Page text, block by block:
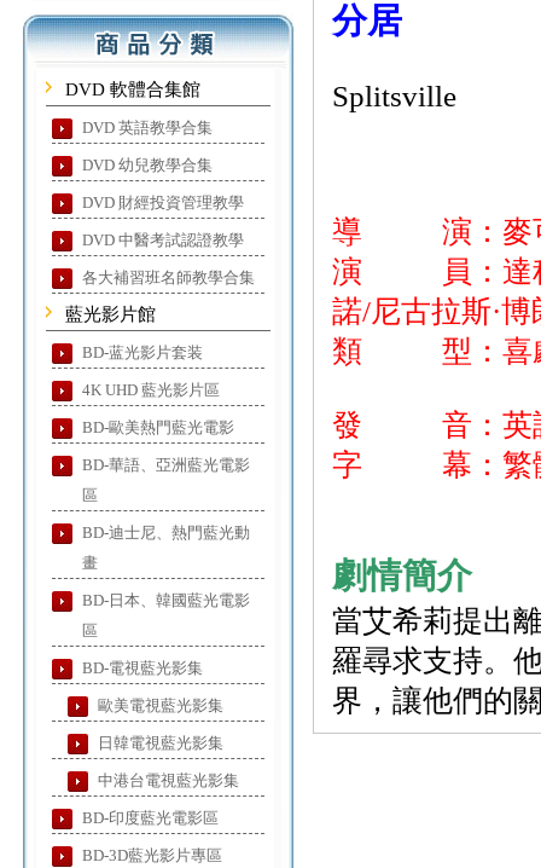
DVD 軟體合集館
DVD 英語教學合集
DVD 幼兒教學合集
DVD 財經投資管理教學
DVD 中醫考試認證教學
各大補習班名師教學合集
藍光影片館
BD-蓝光影片套装
4K UHD 藍光影片區
BD-歐美熱門藍光電影
BD-華語、亞洲藍光電影
區
BD-迪士尼、熱門藍光動
畫
BD-日本、韓國藍光電影
區
BD-電視藍光影集
歐美電視藍光影集
日韓電視藍光影集
中港台電視藍光影集
BD-印度藍光電影區
BD-3D藍光影片專區
分居
Splitsville
導 演：麥可
演 員：達科
諾/尼古拉斯·博
類 型：喜
發 音：英
字 幕：繁體
劇情簡介
當艾希莉提出
羅尋求支持。
界，讓他們的